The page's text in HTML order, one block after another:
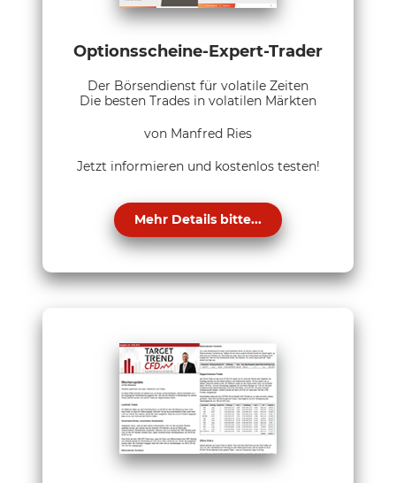
Optionsscheine-Expert-Trader
Der Börsendienst für volatile Zeiten
Die besten Trades in volatilen Märkten
von Manfred Ries
Jetzt informieren und kostenlos testen!
Mehr Details bitte...